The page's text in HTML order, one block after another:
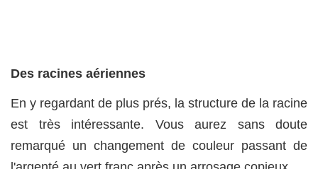
Des racines aériennes
En y regardant de plus prés, la structure de la racine
est très intéressante. Vous aurez sans doute
remarqué un changement de couleur passant de